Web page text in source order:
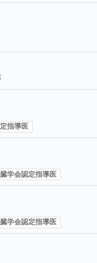
指導医
学会認定指導医
学会認定指導医